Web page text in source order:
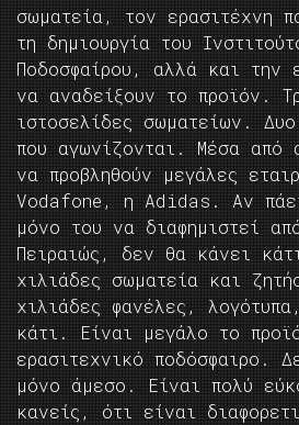
σωματεία, τον ερασιτέχνη
τη δημιουργία του
Ποδοσφαίρου, αλλά και την
να αναδείξουν το προϊόν.
ιστοσελίδες σωματείων.
που αγωνίζονται. Μέσα από
να προβληθούν μεγάλες
Vodafone, η Adidas. Αν
μόνο του να διαφημιστεί
Πειραιώς, δεν θα κάνει
χιλιάδες σωματεία και
χιλιάδες φανέλες,
κάτι. Είναι μεγάλο το
ερασιτεχνικό ποδόσφαιρο.
μόνο άμεσο. Είναι πολύ
κανείς, ότι είναι